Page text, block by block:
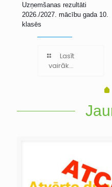
Uzņemšanas rezultāti
2026./2027. mācību gada 10.
klasēs
Lasīt
vairāk...